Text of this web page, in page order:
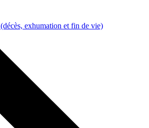
(décès, exhumation et fin de vie)